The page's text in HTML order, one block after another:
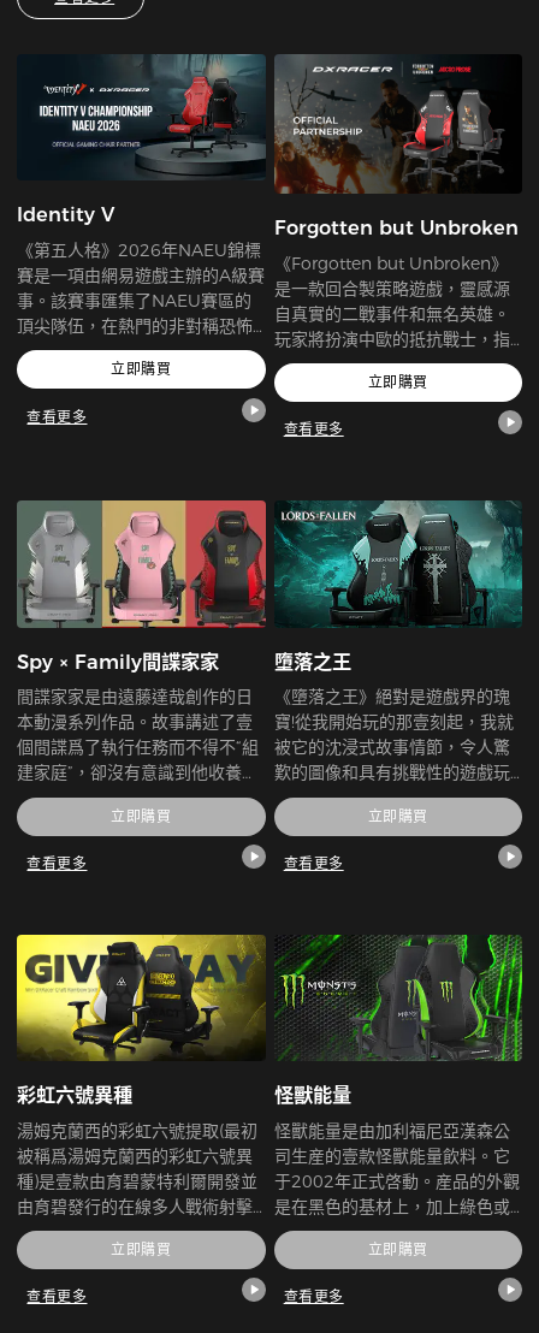
Identity V
《第五人格》2026年NAEU錦標
賽是一項由網易遊戲主辦的A級賽
事。該賽事匯集了NAEU賽區的
頂尖隊伍，在熱門的非對稱恐怖
遊戲《第五人格》中一較高下。
比賽包括線上資格賽，最終將迎
賽，獲勝者將直接晉級《第五人
賽小組賽階段。
立即購買
查看更多
Forgotten but Unbroken
《Forgotten but Unbroken》
是一款回合製策略遊戲，靈感源
自真實的二戰事件和無名英雄。
玩家將扮演中歐的抵抗戰士，指
揮士兵、建造基地，並因應當時
複雜的政治格局。
立即購買
查看更多
Spy × Family間諜家家
間諜家家是由遠藤達哉創作的日
本動漫系列作品。故事講述了壹
個間諜爲了執行任務而不得不“組
建家庭”，卻沒有意識到他收養的
女兒是壹個心靈感應者，而同意
與他結婚的女人是壹個熟練的刺
立即購買
查看更多
墮落之王
《墮落之王》絕對是遊戲界的瑰
寶!從我開始玩的那壹刻起，我就
被它的沈浸式故事情節，令人驚
歎的圖像和具有挑戰性的遊戲玩
法所吸引。開發人員在這款傑作
中確實超越了自己。遊戲的每個
方面都是精心制作的，從複雜的
角色設計到史詩般的boss戰。
他們接下來爲我們准備了什麽。
謝謝妳把我介紹給這個不可思議
的遊戲體驗!
立即購買
查看更多
彩虹六號異種
湯姆克蘭西的彩虹六號提取(最初
被稱爲湯姆克蘭西的彩虹六號異
種)是壹款由育碧蒙特利爾開發並
由育碧發行的在線多人戰術射擊
視頻遊戲。作爲《彩虹六號:圍
攻》(2015)的衍生遊戲，《異
種》是壹款多人合作遊戲，玩家
必須壹起戰鬥並擊敗壹種叫做
立即購買
查看更多
怪獸能量
怪獸能量是由加利福尼亞漢森公
司生産的壹款怪獸能量飲料。它
于2002年正式啓動。産品的外觀
是在黑色的基材上，加上綠色或
藍色的m形怪物爪印。其産品銷
往北美、歐洲、南美和亞洲約50
個國家和地區。亞洲包括香港、
日本、新加坡和韓國等。
立即購買
查看更多